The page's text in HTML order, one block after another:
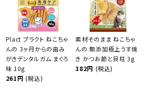
Plact プラクト ねこちゃ
んの 3ヶ月からの歯み
がきデンタルガム まぐろ
味 10g
261円 (税込)
素材そのまま ねこちゃ
んの 無添加極上うす焼
き かつお節と貝柱 3g
382円 (税込)